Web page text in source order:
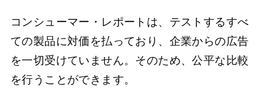
コンシューマー・レポートは、テストするすべ
ての製品に対価を払っており、企業からの広告
を一切受けていません。そのため、公平な比較
を行うことができます。